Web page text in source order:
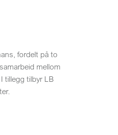
fordelt på to
mellom
tillegg tilbyr LB